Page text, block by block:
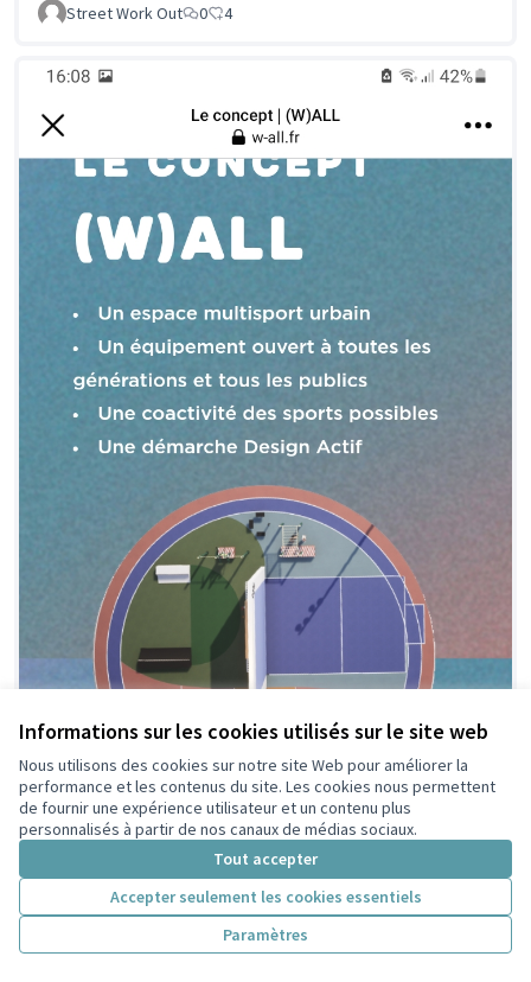
Informations sur les cookies utilisés sur le site web
Nous utilisons des cookies sur notre site Web pour améliorer la
performance et les contenus du site. Les cookies nous permettent
de fournir une expérience utilisateur et un contenu plus
personnalisés à partir de nos canaux de médias sociaux.
Tout accepter
Accepter seulement les cookies essentiels
Paramètres
Street Work Out
0 4